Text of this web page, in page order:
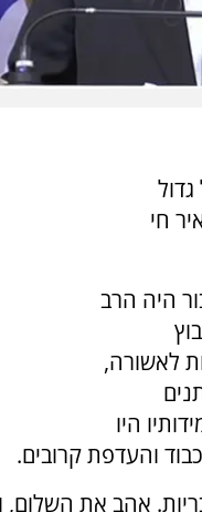
חי
היה הרב
לאשורה,
היו
והעדפת קרובים.
אהב את השלום,